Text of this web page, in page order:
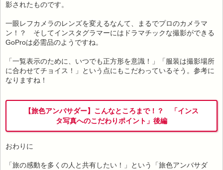
影されたものです。
一眼レフカメラのレンズを変えるなんて、まるでプロのカメラマ
ン！？ そしてインスタグラマーにはドラマチックな撮影ができる
GoProは必需品のようですね。
「一覧表示のために、いつでも正方形を意識！」「服装は撮影場所
に合わせてチョイス！」という点にもこだわっているそう。参考に
なりますね！
【旅色アンバサダー】こんなところまで！？ 「インス
タ写真へのこだわりポイント」後編
おわりに
「旅の感動を多くの人と共有したい！」という「旅色アンバサダ